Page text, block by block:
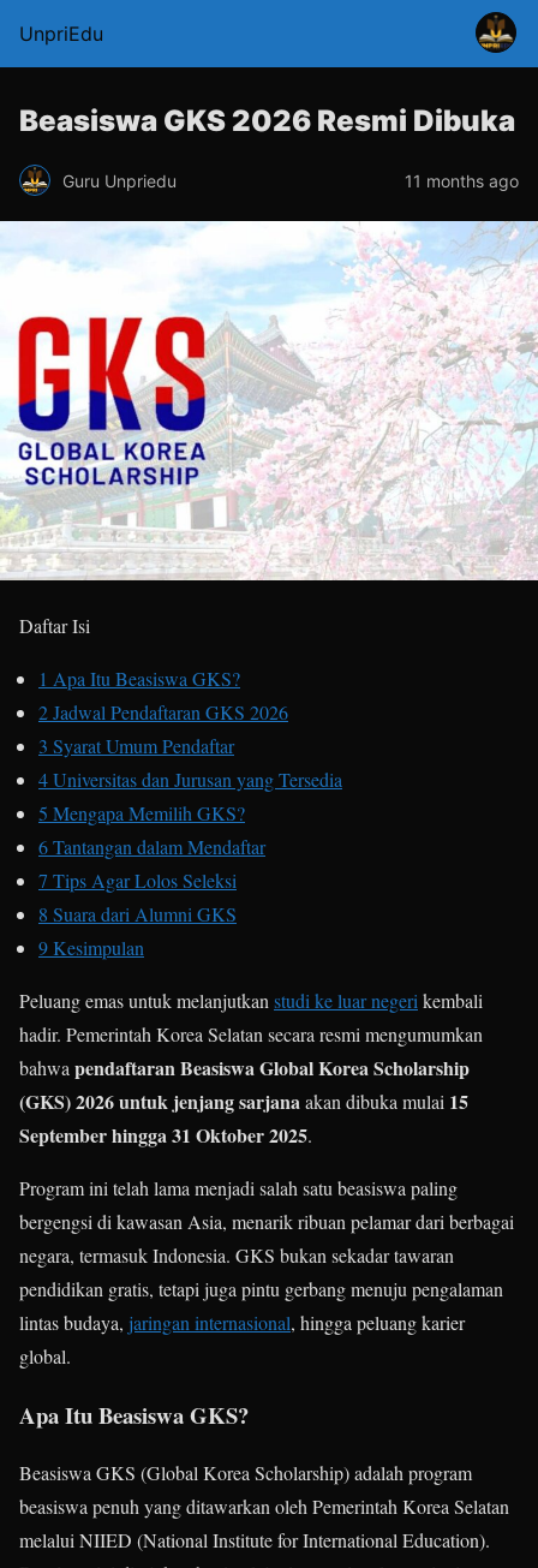
UnpriEdu
Beasiswa GKS 2026 Resmi Dibuka
Guru Unpriedu 11 months ago
Daftar Isi
1 Apa Itu Beasiswa GKS?
2Jadwal Pendaftaran GKS 2026
3 Syarat Umum Pendaftar
4Universitas dan Jurusan yang Tersedia
5 Mengapa Memilih GKS?
6Tantangan dalam Mendaftar
7 Tips Agar Lolos Seleksi
8 Suara dari Alumni GKS
9Kesimpulan
Peluang emas untuk melanjutkan studi ke luar negeri kembali
hadir. Pemerintah Korea Selatan secara resmi mengumumkan
bahwa pendaftaran Beasiswa Global Korea Scholarship
(GKS) 2026 untuk jenjang sarjanaakan dibuka mulai 15
September hingga 31 Oktober 2025.
Program ini telah lama menjadi salah satu beasiswa paling
bergengsi di kawasan Asia, menarik ribuan pelamar dari berbagai
negara, termasuk Indonesia. GKS bukan sekadar tawaran
pendidikan gratis, tetapi juga pintu gerbang menuju pengalaman
lintas budaya, jaringan internasional, hingga peluang karier
global.
Apa Itu Beasiswa GKS?
Beasiswa GKS (Global Korea Scholarship) adalah program
beasiswa penuh yang ditawarkan oleh Pemerintah Korea Selatan
melalui NIIED (National Institute for International Education).